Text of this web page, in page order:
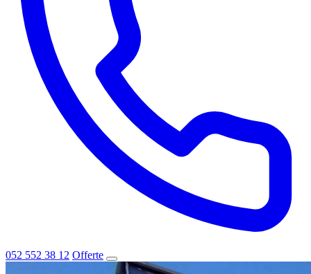
052 552 38 12 Offerte